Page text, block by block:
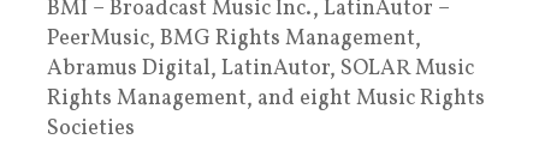
BMI – Broadcast Music Inc., LatinAutor –
PeerMusic, BMG Rights Management,
Abramus Digital, LatinAutor, SOLAR Music
Rights Management, and eight Music Rights
Societies